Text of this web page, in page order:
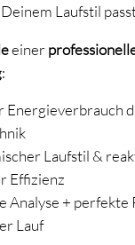
Laufstil
einer
:
Energieverbrauch
Laufstil &
Effizienz
Analyse + perfekte
Lauf